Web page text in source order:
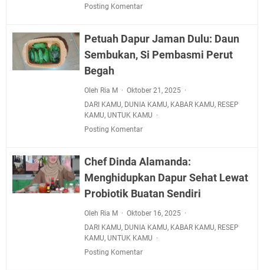
Posting Komentar
Petuah Dapur Jaman Dulu: Daun
Sembukan, Si Pembasmi Perut
Begah
Oleh Ria M
Oktober 21, 2025
DARI KAMU, DUNIA KAMU, KABAR KAMU, RESEP
KAMU, UNTUK KAMU
Posting Komentar
Chef Dinda Alamanda:
Menghidupkan Dapur Sehat Lewat
Probiotik Buatan Sendiri
Oleh Ria M
Oktober 16, 2025
DARI KAMU, DUNIA KAMU, KABAR KAMU, RESEP
KAMU, UNTUK KAMU
Posting Komentar